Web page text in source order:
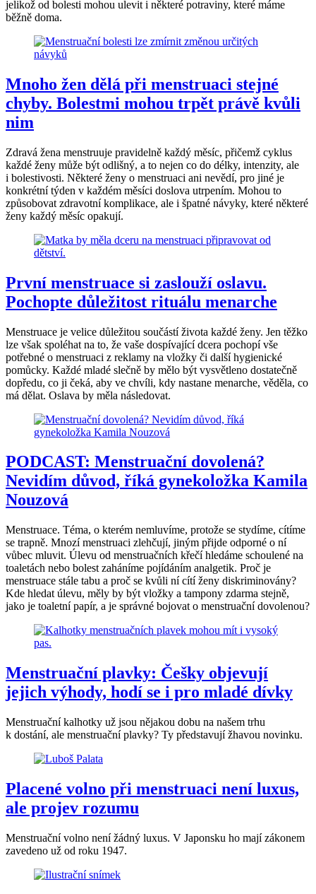
jelikož od bolesti mohou ulevit i některé potraviny, které máme
běžně doma.
Mnoho žen dělá při menstruaci stejné
chyby. Bolestmi mohou trpět právě kvůli
nim
Zdravá žena menstruuje pravidelně každý měsíc, přičemž cyklus
každé ženy může být odlišný, a to nejen co do délky, intenzity, ale
i bolestivosti. Některé ženy o menstruaci ani nevědí, pro jiné je
konkrétní týden v každém měsíci doslova utrpením. Mohou to
způsobovat zdravotní komplikace, ale i špatné návyky, které některé
ženy každý měsíc opakují.
První menstruace si zaslouží oslavu.
Pochopte důležitost rituálu menarche
Menstruace je velice důležitou součástí života každé ženy. Jen těžko
lze však spoléhat na to, že vaše dospívající dcera pochopí vše
potřebné o menstruaci z reklamy na vložky či další hygienické
pomůcky. Každé mladé slečně by mělo být vysvětleno dostatečně
dopředu, co ji čeká, aby ve chvíli, kdy nastane menarche, věděla, co
má dělat. Oslava by měla následovat.
PODCAST: Menstruační dovolená?
Nevidím důvod, říká gynekoložka Kamila
Nouzová
Menstruace. Téma, o kterém nemluvíme, protože se stydíme, cítíme
se trapně. Mnozí menstruaci zlehčují, jiným přijde odporné o ní
vůbec mluvit. Úlevu od menstruačních křečí hledáme schoulené na
toaletách nebo bolest zaháníme pojídáním analgetik. Proč je
menstruace stále tabu a proč se kvůli ní cítí ženy diskriminovány?
Kde hledat úlevu, měly by být vložky a tampony zdarma stejně,
jako je toaletní papír, a je správné bojovat o menstruační dovolenou?
Menstruační plavky: Češky objevují
jejich výhody, hodí se i pro mladé dívky
Menstruační kalhotky už jsou nějakou dobu na našem trhu
k dostání, ale menstruační plavky? Ty představují žhavou novinku.
Placené volno při menstruaci není luxus,
ale projev rozumu
Menstruační volno není žádný luxus. V Japonsku ho mají zákonem
zavedeno už od roku 1947.